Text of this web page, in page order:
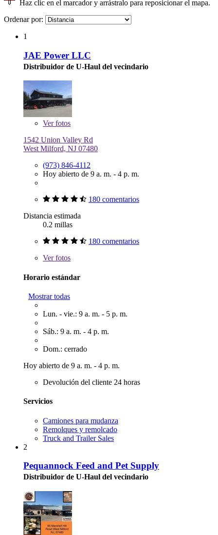
Haz clic en el marcador y arrástralo para reposicionar el mapa.
Ordenar por:
1
JAE Power LLC
Distribuidor de U-Haul del vecindario
Verfotos
1542 Union Valley Rd
West Milford, NJ 07480
(973) 846-4112
Hoy abierto de 9 a. m. - 4 p. m.
180 comentarios
Distancia estimada
0.2 millas
180 comentarios
Verfotos
Horario estándar
Mostrar todas
Lun. - vie.: 9 a. m. - 5 p. m.
Sáb.: 9 a. m. - 4 p. m.
Dom.: cerrado
Hoy abierto de 9 a. m. - 4 p. m.
Devolución del cliente 24 horas
Servicios
Camiones para mudanza
Remolques y remolcado
Truck and Trailer Sales
2
Pequannock Feed and Pet Supply
Distribuidor de U-Haul del vecindario